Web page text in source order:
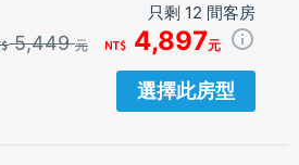
只剩 12 間客房
5,449元 4,897元
選擇此房型